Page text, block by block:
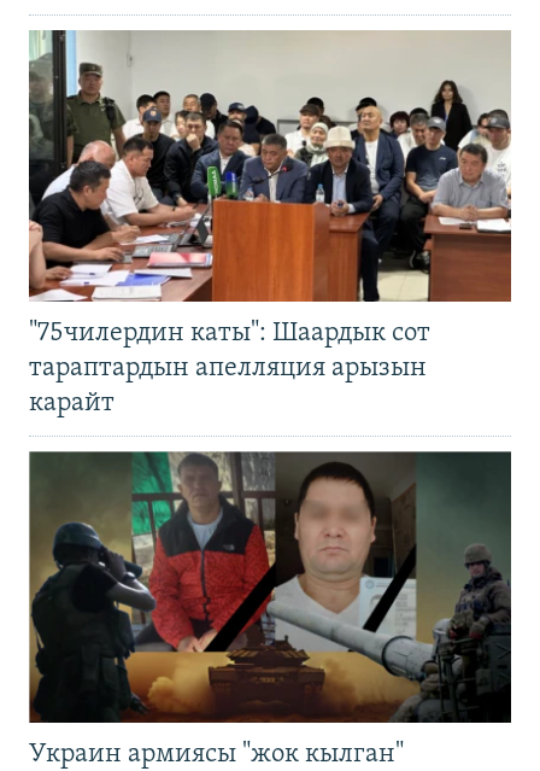
"75чилердин каты": Шаардык сот
тараптардын апелляция арызын
карайт
Украин армиясы "жок кылган"